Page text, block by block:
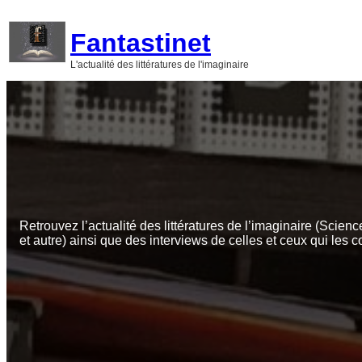
contenu
Fantastinet
L'actualité des littératures de l'imaginaire
Retrouvez l’actualité des littératures de l’imaginaire
et autre) ainsi que des interviews de celles et ceux qui les